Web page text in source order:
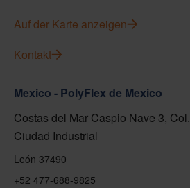
Auf der Karte anzeigen
Kontakt
Mexico - PolyFlex de Mexico
Costas del Mar Caspio Nave 3, Col.
Ciudad Industrial
León 37490
+52 477-688-9825